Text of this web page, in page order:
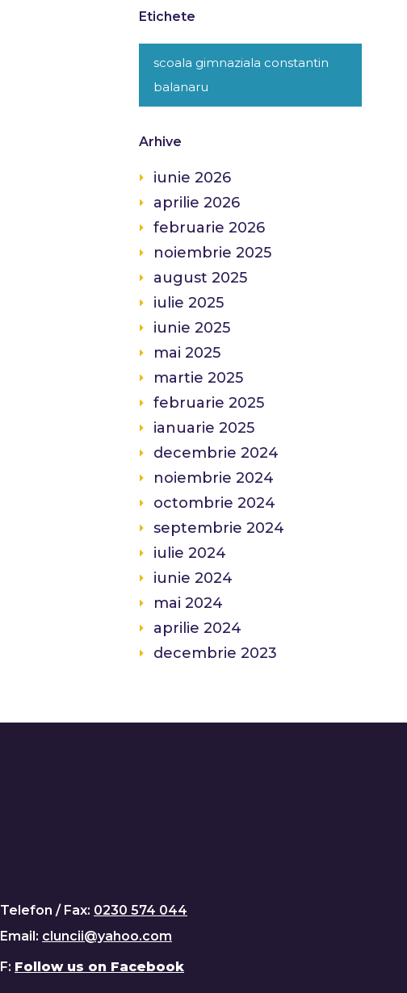
Etichete
scoala gimnaziala constantin
balanaru
Arhive
iunie 2026
aprilie 2026
februarie 2026
noiembrie 2025
august 2025
iulie 2025
iunie 2025
mai 2025
martie 2025
februarie 2025
ianuarie 2025
decembrie 2024
noiembrie 2024
octombrie 2024
septembrie 2024
iulie 2024
iunie 2024
mai 2024
aprilie 2024
decembrie 2023
Telefon / Fax: 0230 574 044
Email: cluncii@yahoo.com
F: Follow us on Facebook